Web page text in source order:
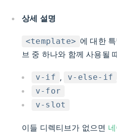
상세 설명
<template> 에 대한
브 중 하나와 함께 사용될
v-if , v-else-if
v-for
v-slot
이들 디렉티브가 없으면